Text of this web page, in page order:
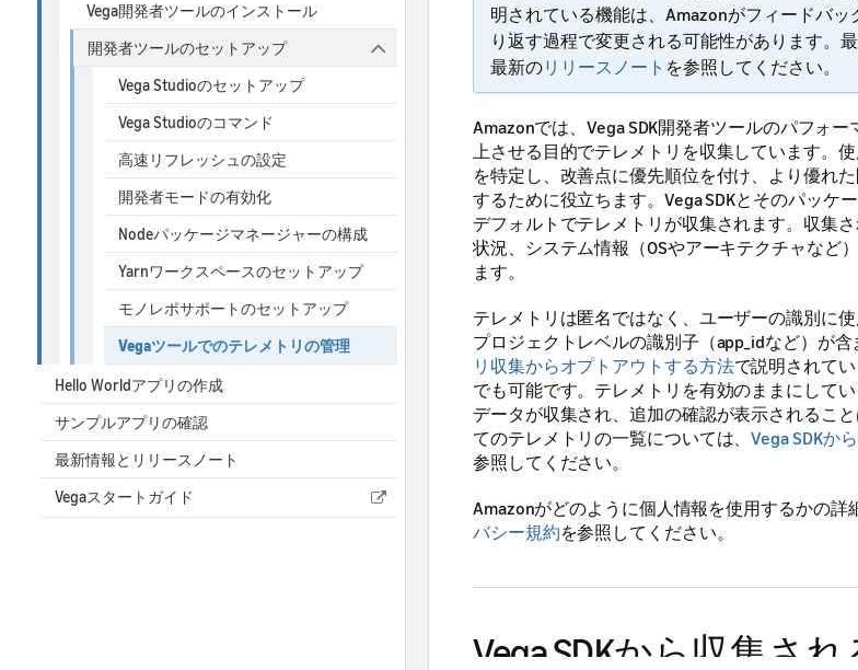
Vega開発者ツールのインストール
開発者ツールのセットアップ
Vega Studioのセットアップ
Vega Studioのコマンド
高速リフレッシュの設定
開発者モードの有効化
Nodeパッケージマネージャーの構成
Yarnワークスペースのセットアップ
モノレポサポートのセットアップ
Vegaツールでのテレメトリの管理
Hello Worldアプリの作成
サンプルアプリの確認
最新情報とリリースノート
Vegaスタートガイド
明されている機能は、Amazonがフィードバ
り返す過程で変更される可能性があります。
最新のリリースノート を参照してください。
Amazonでは、Vega SDK開発者ツールのパフォ
上させる目的でテレメトリを収集しています。
を特定し、改善点に優先順位を付け、より優れ
するために役立ちます。Vega SDKとそのパッケ
デフォルトでテレメトリが収集されます。収集
状況、システム情報（OSやアーキテクチャなど
ます。
テレメトリは匿名ではなく、ユーザーの識別に
プロジェクトレベルの識別子（app_idなど）が含
リ収集からオプトアウトする方法で説明されて
でも可能です。テレメトリを有効のままにして
データが収集され、追加の確認が表示されるこ
てのテレメトリの一覧については、Vega SDKか
参照してください。
Amazonがどのように個人情報を使用するかの詳
バシー規約を参照してください。
Vega SDKから収集さ